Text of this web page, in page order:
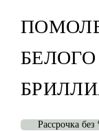
Рассрочка без